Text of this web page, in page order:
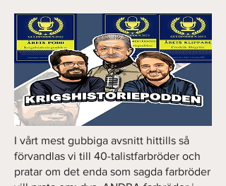
I vårt mest gubbiga avsnitt hittills så
förvandlas vi till 40-talistfarbröder och
pratar om det enda som sagda farbröder